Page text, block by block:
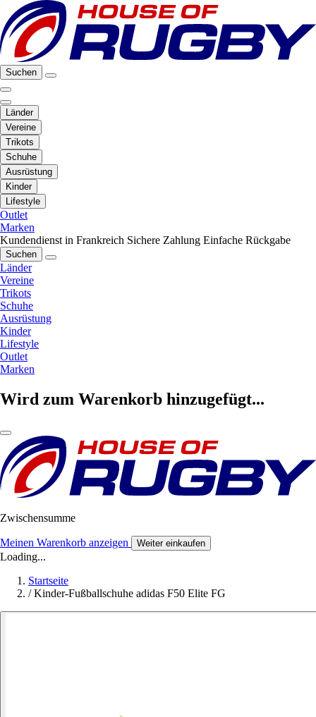
Suchen
Länder
Vereine
Trikots
Schuhe
Ausrüstung
Kinder
Lifestyle
Outlet
Marken
Kundendienst in Frankreich Sichere Zahlung Einfache Rückgabe
Suchen
Länder
Vereine
Trikots
Schuhe
Ausrüstung
Kinder
Lifestyle
Outlet
Marken
Wird zum Warenkorb hinzugefügt...
Zwischensumme
Meinen Warenkorb anzeigen Weiter einkaufen
Loading...
Startseite
/ Kinder-Fußballschuhe adidas F50 Elite FG